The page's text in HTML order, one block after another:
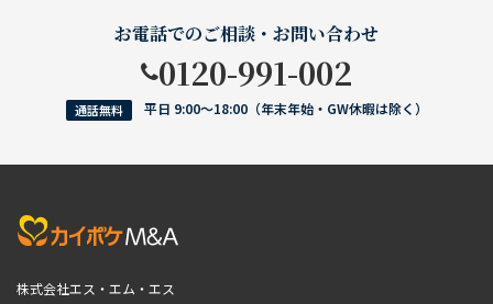
お電話でのご相談・お問い合わせ
0120-991-002
通話無料 平日 9:00〜18:00（年末年始・GW休暇は除く）
株式会社エス・エム・エス